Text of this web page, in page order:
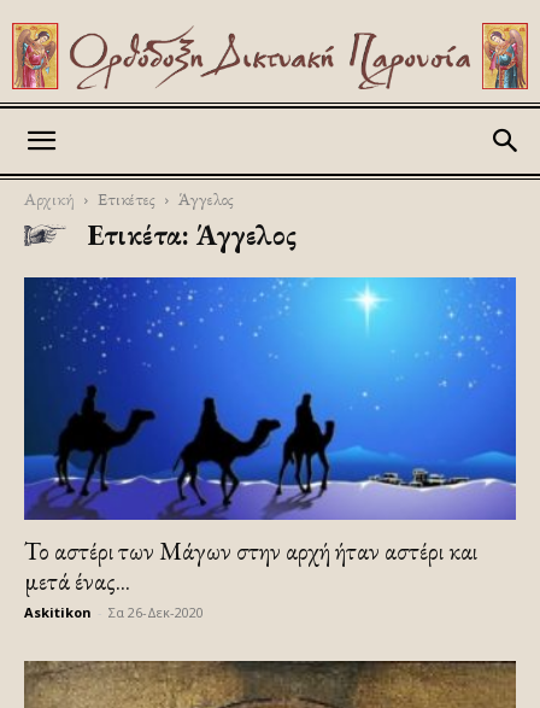
Αρχική Ετικέτες Άγγελος
Ετικέτα: Άγγελος
Το αστέρι των Μάγων στην αρχή ήταν αστέρι και
μετά ένας...
Askitikon Σα 26-Δεκ-2020